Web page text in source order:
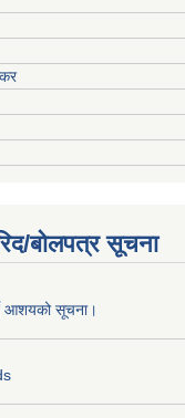
बोलपत्र सूचना
आशयको सूचना।